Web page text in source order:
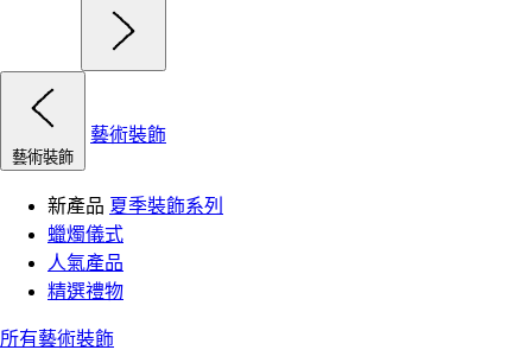
藝術裝飾
藝術裝飾
新產品 夏季裝飾系列
蠟燭儀式
人氣產品
精選禮物
所有藝術裝飾